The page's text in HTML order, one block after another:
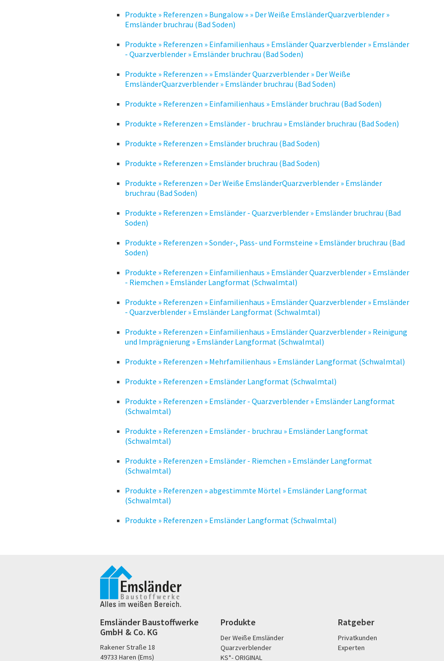
Produkte » Referenzen » Bungalow » » Der Weiße EmsländerQuarzverblender »
Emsländer bruchrau (Bad Soden)
Produkte » Referenzen » Einfamilienhaus » Emsländer Quarzverblender » Emsländer
- Quarzverblender » Emsländer bruchrau (Bad Soden)
Produkte » Referenzen » » Emsländer Quarzverblender » Der Weiße
EmsländerQuarzverblender » Emsländer bruchrau (Bad Soden)
Produkte » Referenzen » Einfamilienhaus » Emsländer bruchrau (Bad Soden)
Produkte » Referenzen » Emsländer - bruchrau » Emsländer bruchrau (Bad Soden)
Produkte » Referenzen » Emsländer bruchrau (Bad Soden)
Produkte » Referenzen » Emsländer bruchrau (Bad Soden)
Produkte » Referenzen » Der Weiße EmsländerQuarzverblender » Emsländer
bruchrau (Bad Soden)
Produkte » Referenzen » Emsländer - Quarzverblender » Emsländer bruchrau (Bad
Soden)
Produkte » Referenzen » Sonder-, Pass- und Formsteine » Emsländer bruchrau (Bad
Soden)
Produkte » Referenzen » Einfamilienhaus » Emsländer Quarzverblender » Emsländer
- Riemchen » Emsländer Langformat (Schwalmtal)
Produkte » Referenzen » Einfamilienhaus » Emsländer Quarzverblender » Emsländer
- Quarzverblender » Emsländer Langformat (Schwalmtal)
Produkte » Referenzen » Einfamilienhaus » Emsländer Quarzverblender » Reinigung
und Imprägnierung » Emsländer Langformat (Schwalmtal)
Produkte » Referenzen » Mehrfamilienhaus » Emsländer Langformat (Schwalmtal)
Produkte » Referenzen » Emsländer Langformat (Schwalmtal)
Produkte » Referenzen » Emsländer - Quarzverblender » Emsländer Langformat
(Schwalmtal)
Produkte » Referenzen » Emsländer - bruchrau » Emsländer Langformat
(Schwalmtal)
Produkte » Referenzen » Emsländer - Riemchen » Emsländer Langformat
(Schwalmtal)
Produkte » Referenzen » abgestimmte Mörtel » Emsländer Langformat
(Schwalmtal)
Produkte » Referenzen » Emsländer Langformat (Schwalmtal)
Emsländer Baustoffwerke
GmbH & Co. KG
Rakener Straße 18
49733 Haren (Ems)
Produkte
Der Weiße Emsländer
Quarzverblender
KS*- ORIGINAL
Ratgeber
Privatkunden
Experten